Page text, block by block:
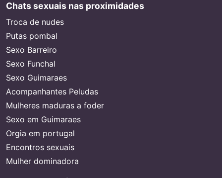
Chats sexuais nas proximidades
Troca de nudes
Putas pombal
Sexo Barreiro
Sexo Funchal
Sexo Guimaraes
Acompanhantes Peludas
Mulheres maduras a foder
Sexo em Guimaraes
Orgia em portugal
Encontros sexuais
Mulher dominadora